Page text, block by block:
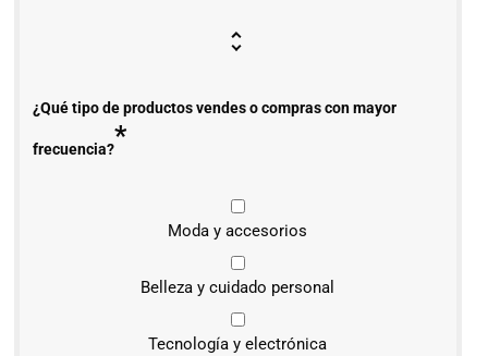
¿Qué tipo de productos vendes o compras con mayor
frecuencia?*
Moda y accesorios
Belleza y cuidado personal
Tecnología y electrónica